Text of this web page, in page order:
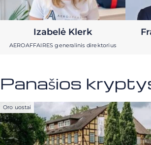
Izabelė Klerk
AEROAFFAIRES generalinis direktorius
Panašios
Oro uostai